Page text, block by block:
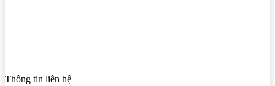
Thông tin liên hệ